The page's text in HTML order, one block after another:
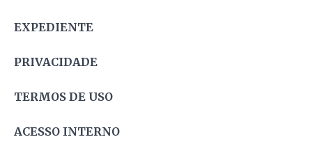
EXPEDIENTE
PRIVACIDADE
TERMOS DE USO
ACESSO INTERNO